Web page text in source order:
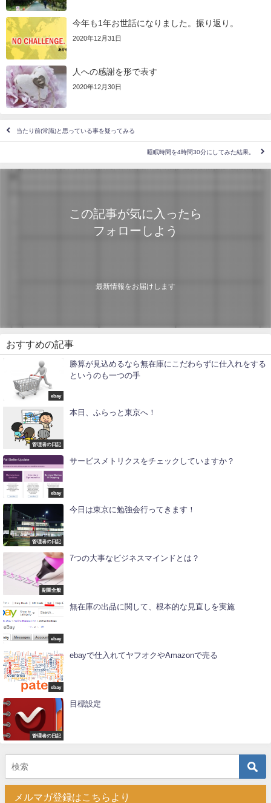
今年も1年お世話になりました。振り返り。
2020年12月31日
人への感謝を形で表す
2020年12月30日
当たり前(常識)と思っている事を疑ってみる
睡眠時間を4時間30分にしてみた結果。
この記事が気に入ったら
フォローしよう
最新情報をお届けします
おすすめの記事
ebay
勝算が見込めるなら無在庫にこだわらずに仕入れをする
というのも一つの手
管理者の日記
本日、ふらっと東京へ！
ebay
サービスメトリクスをチェックしていますか？
管理者の日記
今日は東京に勉強会行ってきます！
副業全般
7つの大事なビジネスマインドとは？
ebay
無在庫の出品に関して、根本的な見直しを実施
ebay
ebayで仕入れてヤフオクやAmazonで売る
管理者の日記
目標設定
メルマガ登録はこちらより